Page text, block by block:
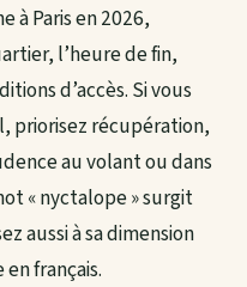
à Paris en 2026,
l’heure de fin,
d’accès. Si vous
priorisez récupération,
au volant ou dans
« nyctalope »surgit
aussi à sa dimension
français.